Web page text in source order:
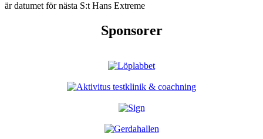
är datumet för nästa S:t Hans Extreme
Sponsorer